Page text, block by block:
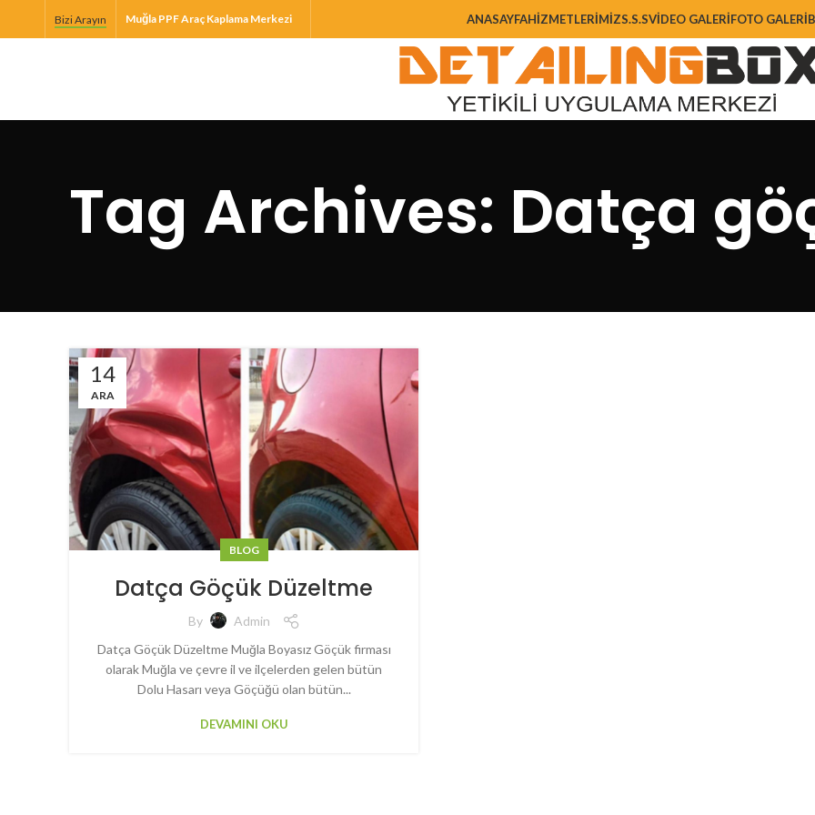
Bizi Arayın Muğla PPF Araç Kaplama Merkezi ANASAYFAHIZMETLERIMIZS.S.SVIDEO GALERIFOTO GALERI
Tag Archives: Datça
14
ARA
BLOG
Datça Göçük Düzeltme
By
Admin
Datça Göçük Düzeltme Muğla Boyasız Göçük firması
olarak Muğla ve çevre il ve ilçelerden gelen bütün
Dolu Hasarı veya Göçüğü olan bütün...
DEVAMINI OKU